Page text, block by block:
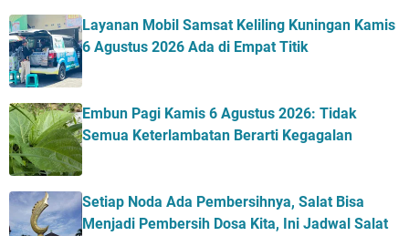
Layanan Mobil Samsat Keliling Kuningan Kamis
6 Agustus 2026 Ada di Empat Titik
Embun Pagi Kamis 6 Agustus 2026: Tidak
Semua Keterlambatan Berarti Kegagalan
Setiap Noda Ada Pembersihnya, Salat Bisa
Menjadi Pembersih Dosa Kita, Ini Jadwal Salat